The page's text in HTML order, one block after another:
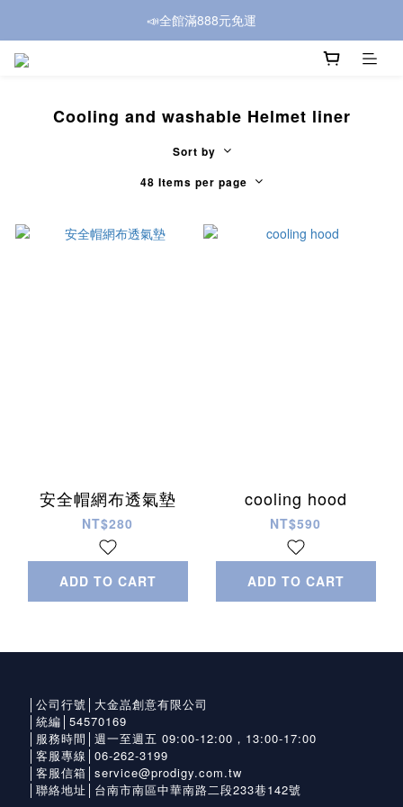
📣全館滿888元免運
Cooling and washable Helmet liner
Sort by
48 Items per page
安全帽網布透氣墊
NT$280
ADD TO CART
cooling hood
NT$590
ADD TO CART
│公司行號│大金嵓創意有限公司
│統編│54570169
│服務時間│週一至週五 09:00-12:00，13:00-17:00
│客服專線│06-262-3199
│客服信箱│service@prodigy.com.tw
│聯絡地址│台南市南區中華南路二段233巷142號